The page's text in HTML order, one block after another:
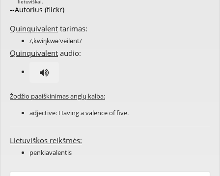
--Autorius (flickr)
Quinquivalent tarimas:
/,kwiɳkwə'veilənt/
Quinquivalent audio:
Žodžio paaiškinimas anglų kalba:
adjective: Having avalenceoffive.
Lietuviškos reikšmės:
penkiavalentis